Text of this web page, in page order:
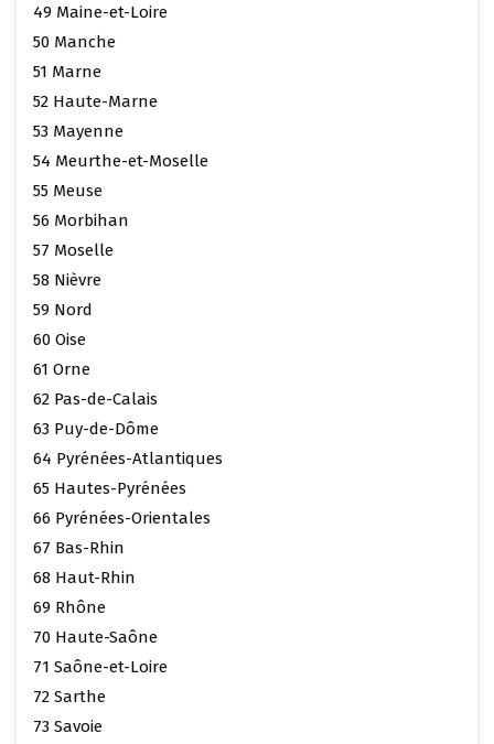
49 Maine-et-Loire
50 Manche
51 Marne
52 Haute-Marne
53 Mayenne
54 Meurthe-et-Moselle
55 Meuse
56 Morbihan
57 Moselle
58 Nièvre
59 Nord
60 Oise
61 Orne
62 Pas-de-Calais
63 Puy-de-Dôme
64 Pyrénées-Atlantiques
65 Hautes-Pyrénées
66 Pyrénées-Orientales
67 Bas-Rhin
68 Haut-Rhin
69 Rhône
70 Haute-Saône
71 Saône-et-Loire
72 Sarthe
73 Savoie